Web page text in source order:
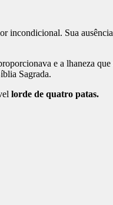
incondicional. Sua
e a lhaneza
Sagrada.
lorde de quatro patas.